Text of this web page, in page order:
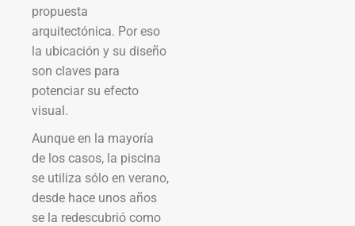
propuesta
arquitectónica. Por eso
la ubicación y su diseño
son claves para
potenciar su efecto
visual.
Aunque en la mayoría
de los casos, la piscina
se utiliza sólo en verano,
desde hace unos años
se la redescubrió como